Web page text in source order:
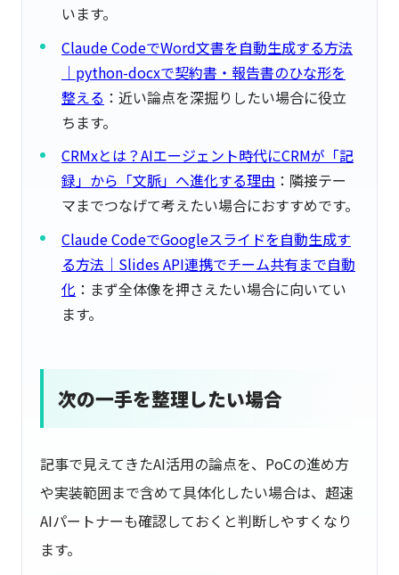
います。
Claude CodeでWord文書を自動生成する方法
｜python-docxで契約書・報告書のひな形を
整える ：近い論点を深掘りしたい場合に役立
ちます。
CRMxとは？AIエージェント時代にCRMが「記
録」から「文脈」へ進化する理由 ：隣接テー
マまでつなげて考えたい場合におすすめです。
Claude CodeでGoogleスライドを自動生成す
る方法｜Slides API連携でチーム共有まで自動
化 ：まず全体像を押さえたい場合に向いてい
ます。
次の一手を整理したい場合
記事で見えてきたAI活用の論点を、PoCの進め方
や実装範囲まで含めて具体化したい場合は、超速
AIパートナーも確認しておくと判断しやすくなり
ます。